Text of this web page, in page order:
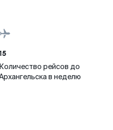
Количество рейсов до
в неделю